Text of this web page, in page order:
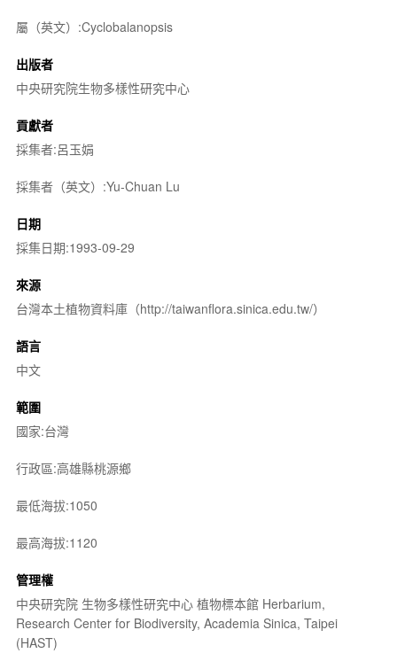
屬（英文）:Cyclobalanopsis
出版者
中央研究院生物多樣性研究中心
貢獻者
採集者:呂玉娟
採集者（英文）:Yu-Chuan Lu
日期
採集日期:1993-09-29
來源
台灣本土植物資料庫（http://taiwanflora.sinica.edu.tw/）
語言
中文
範圍
國家:台灣
行政區:高雄縣桃源鄉
最低海拔:1050
最高海拔:1120
管理權
中央研究院 生物多樣性研究中心 植物標本館 Herbarium,
Research Center for Biodiversity, Academia Sinica, Taipei
(HAST)